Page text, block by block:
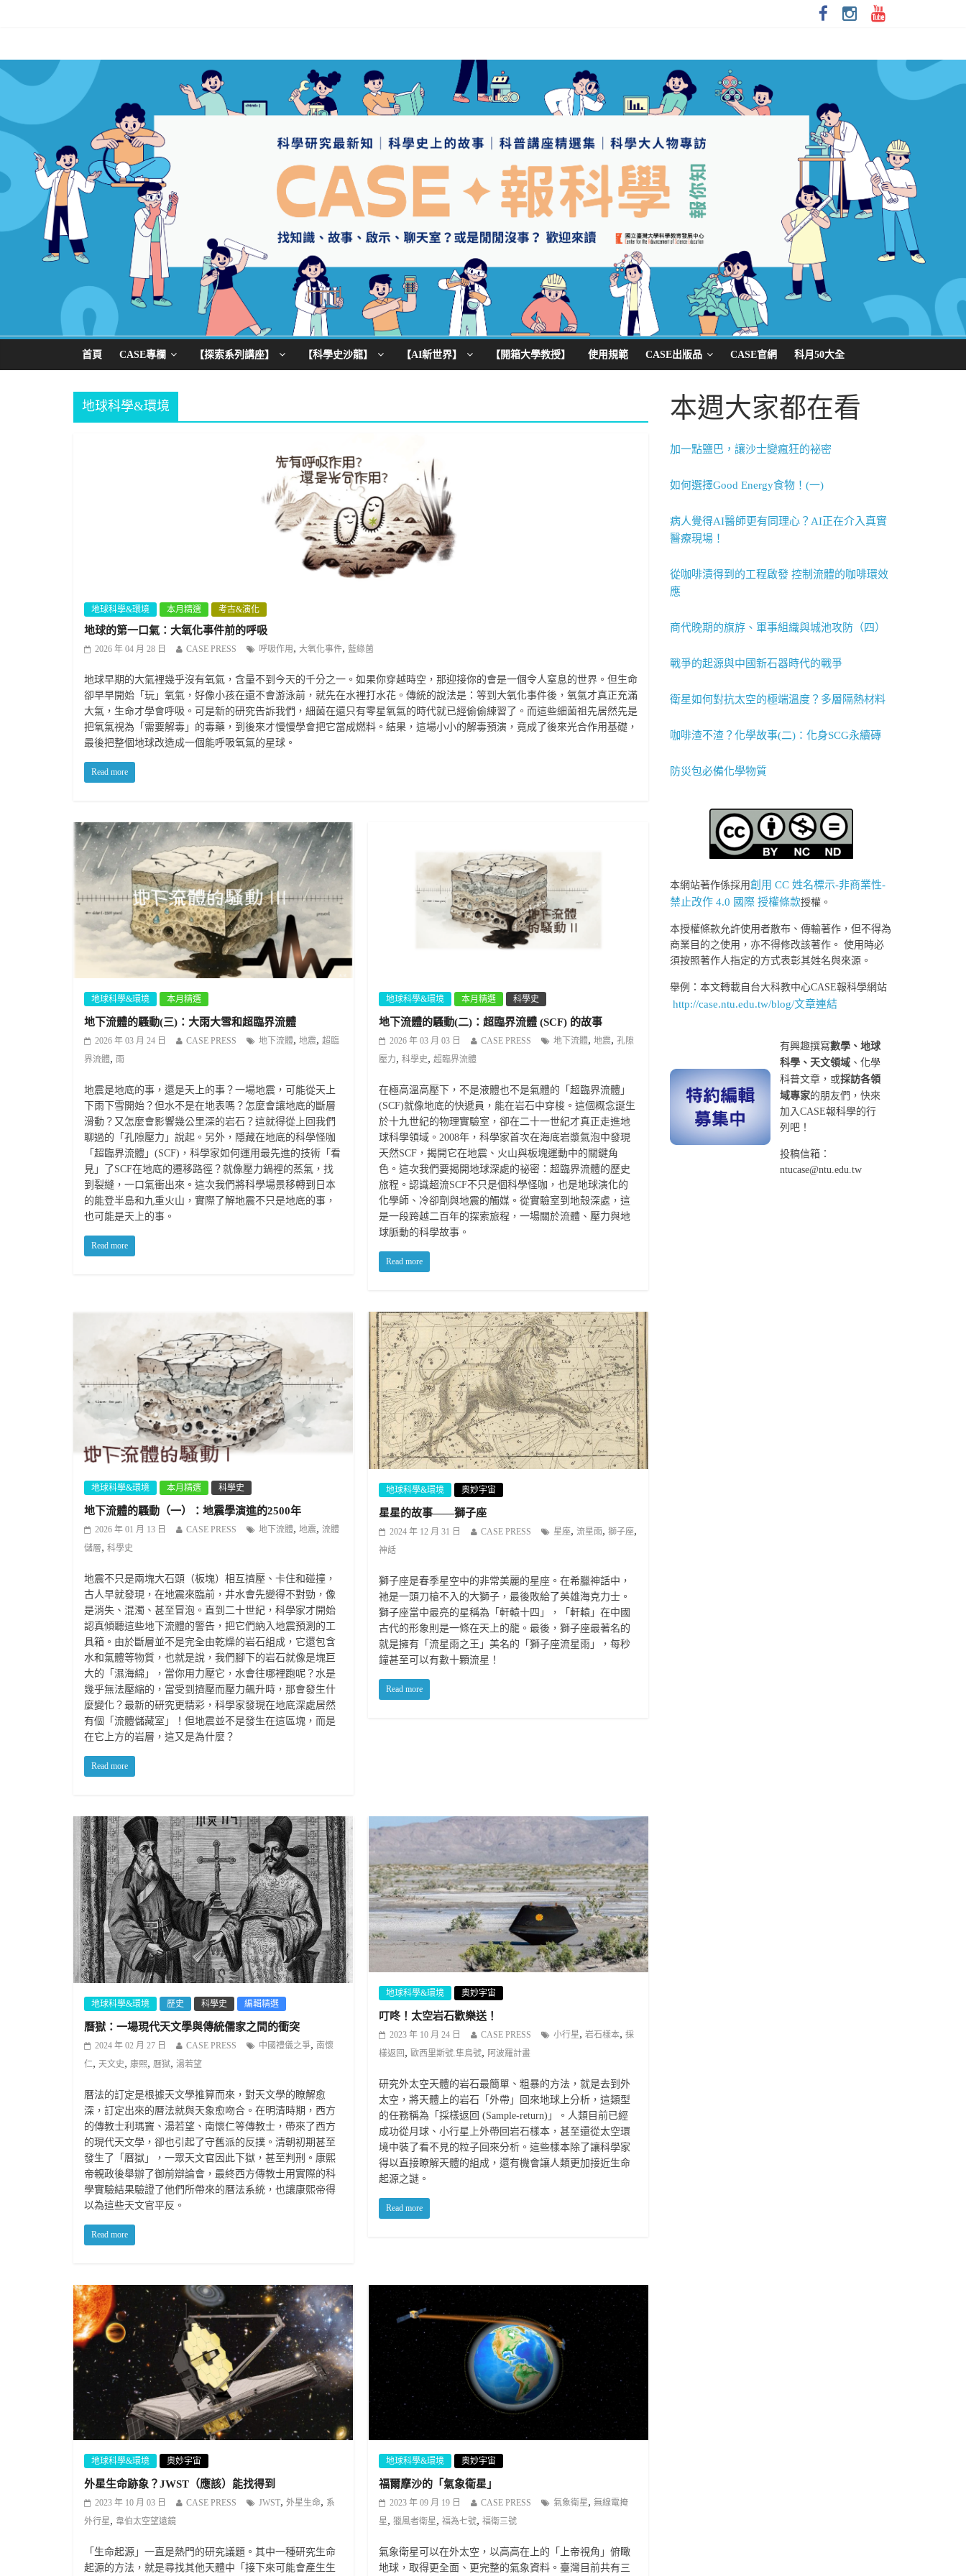
首頁 CASE專欄 【探索系列講座】 【科學史沙龍】 【AI新世界】 【開箱大學教授】 使用規範 CASE出版品 CASE官網 科月50大全
地球科學&環境
地球科學&環境 本月精選 考古&演化
地球的第一口氣：大氧化事件前的呼吸
2026 年 04 月 28 日 CASE PRESS 呼吸作用 , 大氧化事件, 藍綠菌
地球早期的大氣裡幾乎沒有氧氣，含量不到今天的千分之一。如果你穿越時空，那迎接你的會是一個令人窒息的世界。但生命
卻早早開始「玩」氧氣，好像小孩在還不會游泳前，就先在水裡打水花。傳統的說法是：等到大氧化事件後，氧氣才真正充滿
大氣，生命才學會呼吸。可是新的研究告訴我們，細菌在還只有零星氧氣的時代就已經偷偷練習了。而這些細菌祖先居然先是
把氧氣視為「需要解毒」的毒藥，到後來才慢慢學會把它當成燃料。結果，這場小小的解毒預演，竟成了後來光合作用基礎，
最後把整個地球改造成一個能呼吸氧氣的星球。
Read more
地球科學&環境 本月精選
地下流體的騷動(三)：大雨大雪和超臨界流體
2026 年 03 月 24 日 CASE PRESS 地下流體, 地震, 超臨
界流體, 雨
地震是地底的事，還是天上的事？一場地震，可能從天上
下雨下雪開始？但水不是在地表嗎？怎麼會讓地底的斷層
滑動？又怎麼會影響幾公里深的岩石？這就得從上回我們
聊過的「孔隙壓力」說起。另外，隱藏在地底的科學怪咖
「超臨界流體」(SCF)，科學家如何運用最先進的技術「看
見」了SCF在地底的遷移路徑？就像壓力鍋裡的蒸氣，找
到裂縫，一口氣衝出來。這次我們將科學場景移轉到日本
的能登半島和九重火山，實際了解地震不只是地底的事，
也可能是天上的事。
Read more
地球科學&環境 本月精選 科學史
地下流體的騷動(二)：超臨界流體 (SCF) 的故事
2026 年 03 月 03 日 CASE PRESS 地下流體,地震,孔隙
壓力,科學史,超臨界流體
在極高溫高壓下，不是液體也不是氣體的「超臨界流體」
(SCF)就像地底的快遞員，能在岩石中穿梭。這個概念誕生
於十九世紀的物理實驗室，卻在二十一世紀才真正走進地
球科學領域。2008年，科學家首次在海底岩漿氣泡中發現
天然SCF，揭開它在地震、火山與板塊運動中的關鍵角
色。這次我們要揭開地球深處的祕密：超臨界流體的歷史
旅程。認識超流SCF不只是個科學怪咖，也是地球演化的
化學師、冷卻劑與地震的觸媒。從實驗室到地殼深處，這
是一段跨越二百年的探索旅程，一場關於流體、壓力與地
球脈動的科學故事。
Read more
地球科學&環境 本月精選 科學史
地下流體的騷動（一）：地震學演進的2500年
2026 年 01 月 13 日 CASE PRESS 地下流體, 地震, 流體
儲層, 科學史
地震不只是兩塊大石頭（板塊）相互擠壓、卡住和碰撞，
古人早就發現，在地震來臨前，井水會先變得不對勁，像
是消失、混濁、甚至冒泡。直到二十世紀，科學家才開始
認真傾聽這些地下流體的警告，把它們納入地震預測的工
具箱。由於斷層並不是完全由乾燥的岩石組成，它還包含
水和氣體等物質，也就是說，我們腳下的岩石就像是塊巨
大的「濕海綿」，當你用力壓它，水會往哪裡跑呢？水是
幾乎無法壓縮的，當受到擠壓而壓力飆升時，那會發生什
麼變化？最新的研究更精彩，科學家發現在地底深處居然
有個「流體儲藏室」！但地震並不是發生在這區塊，而是
在它上方的岩層，這又是為什麼？
Read more
地球科學&環境 奧妙宇宙
星星的故事——獅子座
2024 年 12 月 31 日 CASE PRESS 星座,流星雨,獅子座,
神話
獅子座是春季星空中的非常美麗的星座。在希臘神話中，
祂是一頭刀槍不入的大獅子，最後敗給了英雄海克力士。
獅子座當中最亮的星稱為「軒轅十四」，「軒轅」在中國
古代的形象則是一條在天上的龍。最後，獅子座最著名的
就是擁有「流星雨之王」美名的「獅子座流星雨」，每秒
鐘甚至可以有數十顆流星！
Read more
地球科學&環境 歷史 科學史 編輯精選
曆獄：一場現代天文學與傳統儒家之間的衝突
2024 年 02 月 27 日 CASE PRESS 中國禮儀之爭, 南懷
仁, 天文史, 康熙, 曆獄, 湯若望
曆法的訂定是根據天文學推算而來，對天文學的瞭解愈
深，訂定出來的曆法就與天象愈吻合。在明清時期，西方
的傳教士利瑪竇、湯若望、南懷仁等傳教士，帶來了西方
的現代天文學，卻也引起了守舊派的反撲。清朝初期甚至
發生了「曆獄」，一眾天文官因此下獄，甚至判刑。康熙
帝親政後舉辦了御前辯論會，最終西方傳教士用實際的科
學實驗結果驗證了他們所帶來的曆法系統，也讓康熙帝得
以為這些天文官平反。
Read more
地球科學&環境 奧妙宇宙
叮咚！太空岩石歡樂送！
2023 年 10 月 24 日 CASE PRESS 小行星,岩石樣本,採
樣返回 ,歐西里斯號.隼鳥號, 阿波羅計畫
研究外太空天體的岩石最簡單、粗暴的方法，就是去到外
太空，將天體上的岩石「外帶」回來地球上分析，這類型
的任務稱為「採樣返回 (Sample-return)」。人類目前已經
成功從月球、小行星上外帶回岩石樣本，甚至還從太空環
境中裝了看不見的粒子回來分析。這些樣本除了讓科學家
得以直接瞭解天體的組成，還有機會讓人類更加接近生命
起源之謎。
Read more
地球科學&環境 奧妙宇宙
外星生命跡象？JWST（應該）能找得到
2023 年 10 月 03 日 CASE PRESS JWST, 外星生命, 系
外行星, 韋伯太空望遠鏡
「生命起源」一直是熱門的研究議題。其中一種研究生命
起源的方法，就是尋找其他天體中「接下來可能會產生生
地球科學&環境 奧妙宇宙
福爾摩沙的「氣象衛星」
2023 年 09 月 19 日 CASE PRESS 氣象衛星,無線電掩
星,獵風者衛星,福為七號,福衛三號
氣象衛星可以在外太空，以高高在上的「上帝視角」俯瞰
地球，取得更全面、更完整的氣象資料。臺灣目前共有三
本週大家都在看
加一點鹽巴，讓沙士變瘋狂的祕密
如何選擇Good Energy食物！(一)
病人覺得AI醫師更有同理心？AI正在介入真實
醫療現場！
從咖啡漬得到的工程啟發 控制流體的咖啡環效
應
商代晚期的旗斿、軍事組織與城池攻防（四）
戰爭的起源與中國新石器時代的戰爭
衛星如何對抗太空的極端溫度？多層隔熱材料
咖啡渣不渣？化學故事(二)：化身SCG永續磚
防災包必備化學物質
本網站著作係採用創用 CC 姓名標示-非商業性-
禁止改作 4.0 國際 授權條款授權。
本授權條款允許使用者散布、傳輸著作，但不得為
商業目的之使用，亦不得修改該著作。 使用時必
須按照著作人指定的方式表彰其姓名與來源。
舉例：本文轉載自台大科教中心CASE報科學網站
http://case.ntu.edu.tw/blog/文章連結
有興趣撰寫數學、地球
科學、天文領域 、化學
科普文章，或採訪各領
域專家的朋友們，快來
加入CASE報科學的行
列吧！
投稿信箱：
ntucase@ntu.edu.tw